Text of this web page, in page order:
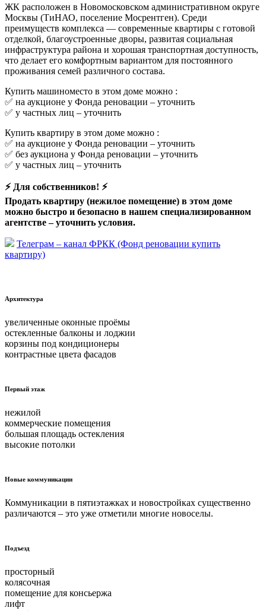
ЖК расположен в Новомосковском административном округе
Москвы (ТиНАО, поселение Мосрентген). Среди
преимуществ комплекса — современные квартиры с готовой
отделкой, благоустроенные дворы, развитая социальная
инфраструктура района и хорошая транспортная доступность,
что делает его комфортным вариантом для постоянного
проживания семей различного состава.
Купить машиноместо в этом доме можно :
✅ на аукционе у Фонда реновации – уточнить
✅ у частных лиц – уточнить
Купить квартиру в этом доме можно :
✅ на аукционе у Фонда реновации – уточнить
✅ без аукциона у Фонда реновации – уточнить
✅ у частных лиц – уточнить
⚡ Для собственников! ⚡
Продать квартиру (нежилое помещение) в этом доме
можно быстро и безопасно в нашем специализированном
агентстве –уточнить условия.
Телеграм – канал ФРКК (Фонд реновации купить
квартиру)
Архитектура
увеличенные оконные проёмы
остекленные балконы и лоджии
корзины под кондиционеры
контрастные цвета фасадов
Первый этаж
нежилой
коммерческие помещения
большая площадь остекления
высокие потолки
Новые коммуникации
Коммуникации в пятиэтажках и новостройках существенно
различаются – это уже отметили многие новоселы.
Подъезд
просторный
колясочная
помещение для консьержа
лифт